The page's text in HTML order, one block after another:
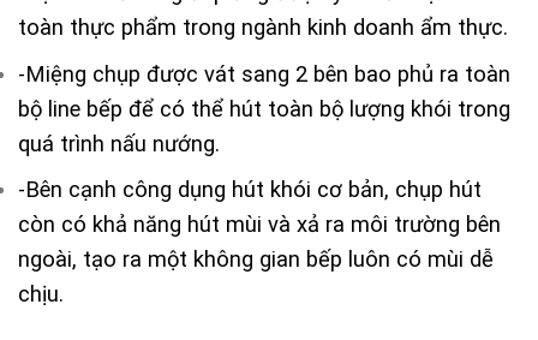
toàn thực phẩm trong ngành kinh doanh ẩm thực.
-Miệng chụp được vát sang 2 bên bao phủ ra toàn
bộ line bếp để có thể hút toàn bộ lượng khói trong
quá trình nấu nướng.
-Bên cạnh công dụng hút khói cơ bản, chụp hút
còn có khả năng hút mùi và xả ra môi trường bên
ngoài, tạo ra một không gian bếp luôn có mùi dễ
chịu.